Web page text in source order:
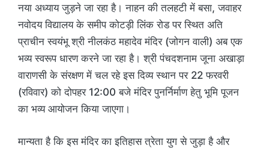
नया अध्याय जुड़ने जा रहा है। नाहन की तलहटी में बसा, जवाहर
नवोदय विद्यालय के समीप कोटड़ी लिंक रोड पर स्थित अति
प्राचीन स्वयंभू श्री नीलकंठ महादेव मंदिर (जोगन वाली) अब एक
भव्य स्वरूप धारण करने जा रहा है। श्री पंचदशनाम जूना अखाड़ा
वाराणसी के संरक्षण में चल रहे इस दिव्य स्थान पर 22 फरवरी
(रविवार) को दोपहर 12:00 बजे मंदिर पुनर्निर्माण हेतु भूमि पूजन
का भव्य आयोजन किया जाएगा।
मान्यता है कि इस मंदिर का इतिहास त्रेता युग से जुड़ा है और